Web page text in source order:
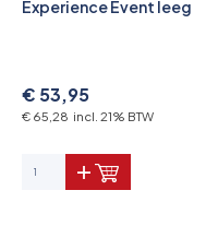
Experience Event leeg
€ 53,95
€ 65,28 incl. 21% BTW